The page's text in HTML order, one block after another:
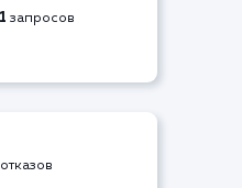
7211запросов